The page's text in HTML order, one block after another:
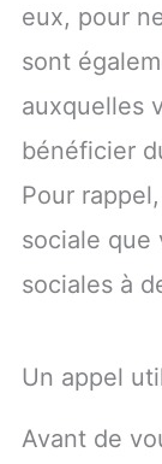
eux, pour
sont
auxquelles
bénéficier
Pour
sociale que
sociales à
Un appel
Avant de